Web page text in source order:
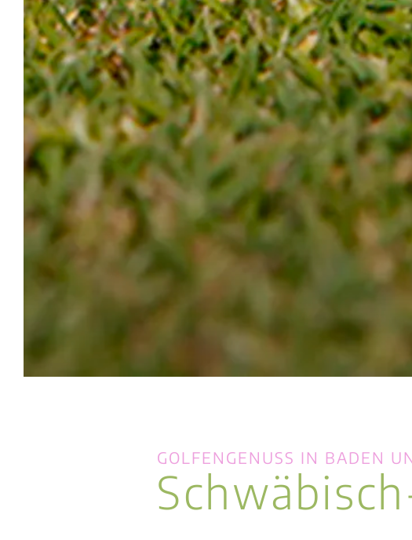
GOLFENGENUSS IN BADEN